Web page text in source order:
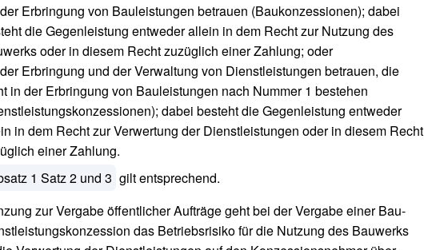
Erbringung von Bauleistungen betrauen (Baukonzessionen); dabei
die Gegenleistung entweder allein in dem Recht zur Nutzung des
oder in diesem Recht zuzüglich einer Zahlung; oder
Erbringung und der Verwaltung von Dienstleistungen betrauen, die
in der Erbringung von Bauleistungen nach Nummer 1 bestehen
dabei besteht die Gegenleistung entweder
in dem Recht zur Verwertung der Dienstleistungen oder in diesem Recht
einer Zahlung.
1 Satz 2 und 3 gilt entsprechend.
zur Vergabe öffentlicher Aufträge geht bei der Vergabe einer Bau-
das Betriebsrisiko für die Nutzung des Bauwerks